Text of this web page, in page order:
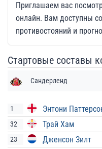
Приглашаем вас
онлайн. Вам доступны
противостояний и
Стартовые составы
Сандерленд
1 Энтони
32 Трай Хам
23 Дженсон Зилт